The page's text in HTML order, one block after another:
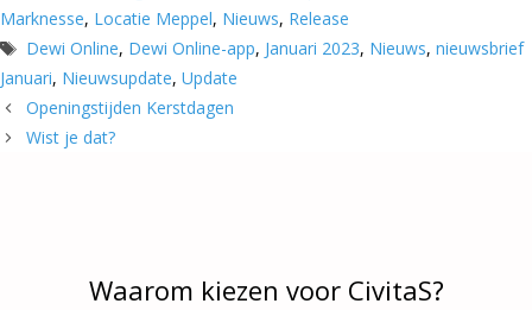
Marknesse, Locatie Meppel, Nieuws, Release
Tags
Dewi Online, Dewi Online-app, Januari 2023, Nieuws,nieuwsbrief
Januari, Nieuwsupdate, Update
Openingstijden Kerstdagen
Wist je dat?
Waarom kiezen voor CivitaS?